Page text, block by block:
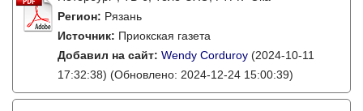
Регион: Рязань
Источник: Приокская газета
Добавил на сайт: Wendy Corduroy (2024-10-11
17:32:38) (Обновлено: 2024-12-24 15:00:39)